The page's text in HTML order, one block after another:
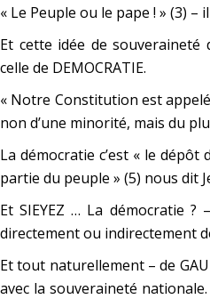
« Le Peuple ou le pape ! » (3) –
Et cette idée de
celle de DEMOCRATIE.
« Notre Constitution est
non d’une minorité, mais du
La démocratie c’est « le
partie du peuple » (5) nous dit
Et SIEYEZ … La démocratie ?
directement ou indirectement
Et tout naturellement – de
avec la souveraineté